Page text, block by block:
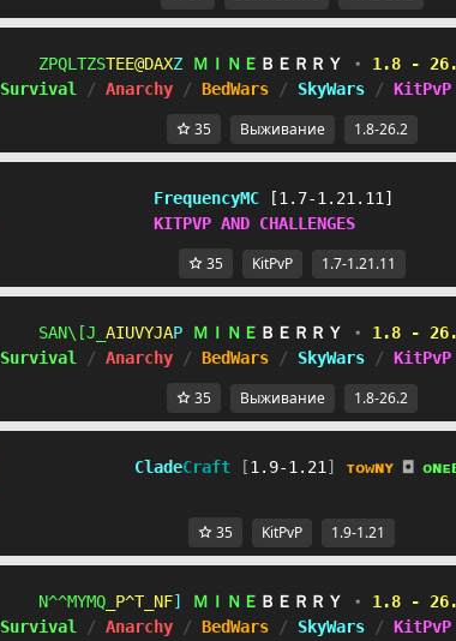
EZPWCVMOQY]IPVJ ＭＩＮＥ ＢＥＲＲＹ ⋆ 1.8 -
Survival
/ Anarchy / BedWars / SkyWars / KitPvP
35 Выживание 1.8-26.2
FrequencyMC
[1.7-1.21.11]
KITPVP AND CHALLENGES
35 KitPvP 1.7-1.21.11
NDBAUT@ FTWPYSJZ ＭＩＮＥ ＢＥＲＲＹ ⋆ 1.8 -
Survival
/ Anarchy / BedWars / SkyWars / KitPvP
35 Выживание 1.8-26.2
CladeCraft [1.9-1.21 ] ᴛᴏᴡɴʏ ◘
35 KitPvP 1.9-1.21
KKCRCCX ^[FUHUYU ＭＩＮＥ ＢＥＲＲＹ ⋆ 1.8 -
Survival
/ Anarchy / BedWars / SkyWars / KitPvP